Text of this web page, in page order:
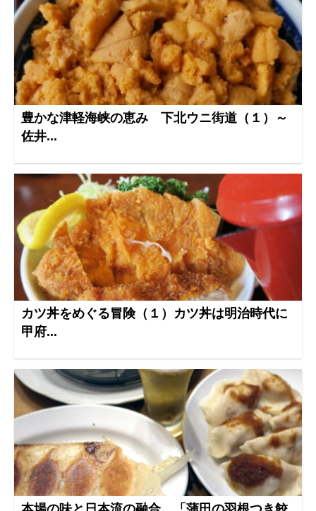
豊かな津軽海峡の恵み 下北ウニ街道（１）～
佐井...
カツ丼をめぐる冒険（１）カツ丼は明治時代に
甲府...